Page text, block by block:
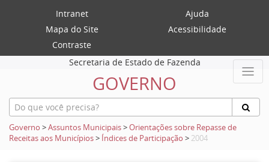
Intranet
Ajuda
Mapa do Site
Acessibilidade
Contraste
Secretaria de Estado de Fazenda
GOVERNO
Governo >Assuntos Municipais>Orientações sobre Repasse de
Receitas aos Municípios> Índices de Participação > 2004